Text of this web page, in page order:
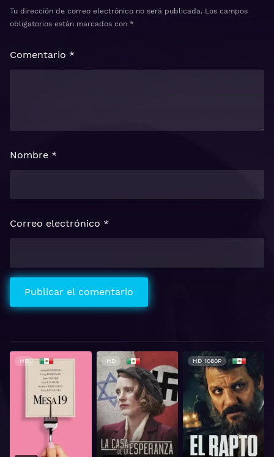
Tu dirección de correo electrónico no será publicada. Los campos
obligatorios están marcados con *
Comentario *
Nombre *
Correo electrónico *
HD HD HD 1080P